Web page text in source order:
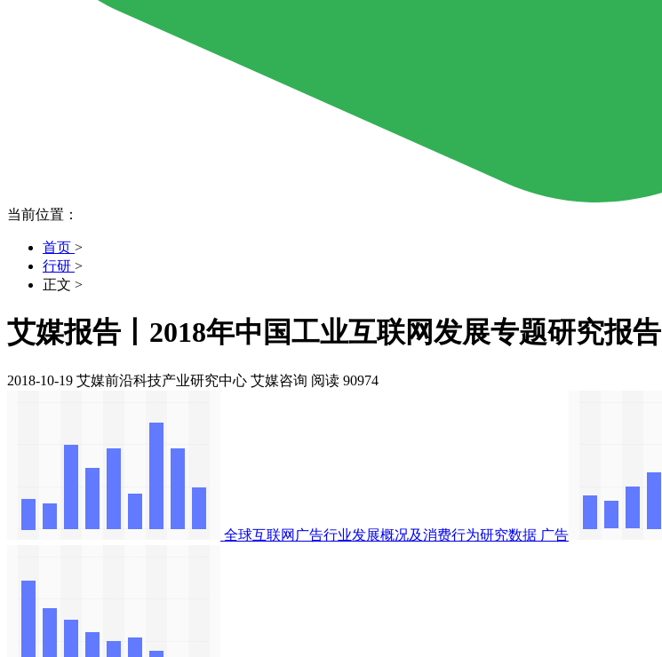
当前位置：
首页 >
行研 >
正文 >
艾媒报告丨2018年中国工业互联网发展专题研究报告
2018-10-19 艾媒前沿科技产业研究中心 艾媒咨询 阅读 90974
全球互联网广告行业发展概况及消费行为研究数据 广告